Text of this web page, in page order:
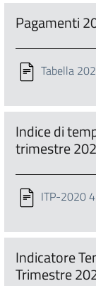
Pagamenti
Tabella
Indice di
trimestre
ITP-2020
Indicatore
Trimestre